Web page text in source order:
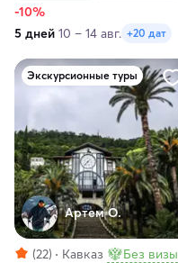
-10%
5 дней 10 – 14 авг. +20 дат
Экскурсионные туры
Артем О.
(22) Кавказ Без визы